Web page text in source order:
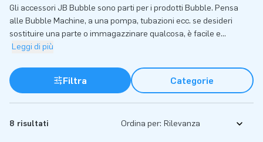
Gli accessori JB Bubble sono parti per i prodotti Bubble. Pensa
alle Bubble Machine, a una pompa, tubazioni ecc. se desideri
sostituire una parte o immagazzinare qualcosa, è facile e...
Leggi di più
Filtra Categorie
8 risultati Ordina per: